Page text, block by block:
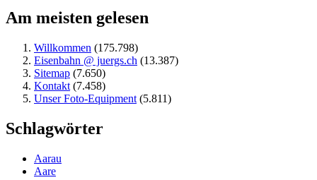
Am meisten gelesen
Willkommen (175.798)
Eisenbahn @ juergs.ch (13.387)
Sitemap (7.650)
Kontakt (7.458)
Unser Foto-Equipment (5.811)
Schlagwörter
Aarau
Aare